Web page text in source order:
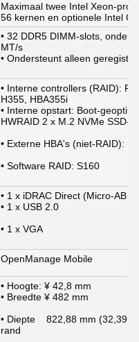
Maximaal twee Intel Xeon-
56 kernen en optionele Intel
• 32 DDR5 DIMM-slots,
MT/s
• Ondersteunt alleen
• Interne controllers (RAID):
H355, HBA355i
• Interne opstart: Boot-
HWRAID 2 x M.2 NVMe SSD-
• Externe HBA's (niet-RAID):
• Software RAID: S160
• 1 x iDRAC Direct (Micro-AB
• 1 x USB 2.0
• 1 x VGA
OpenManage Mobile
• Hoogte: ¥ 42,8 mm
• Breedte ¥ 482 mm
• Diepte    822,88 mm (32,39
rand